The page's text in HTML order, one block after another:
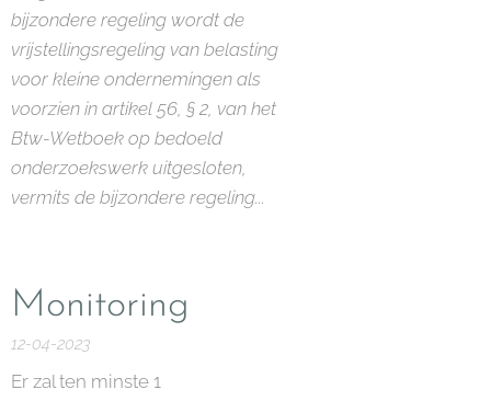
bijzondere regeling wordt de
vrijstellingsregeling van belasting
voor kleine ondernemingen als
voorzien in artikel 56, § 2, van het
Btw-Wetboek op bedoeld
onderzoekswerk uitgesloten,
vermits de bijzondere regeling...
Monitoring
12-04-2023
Er zal ten minste 1